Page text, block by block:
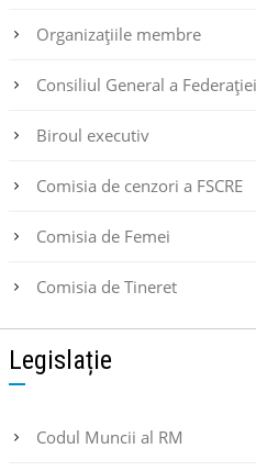
Organizațiile membre
Consiliul General a Federației
Biroul executiv
Comisia de cenzori a FSCRE
Comisia de Femei
Comisia de Tineret
Legislație
Codul Muncii al RM